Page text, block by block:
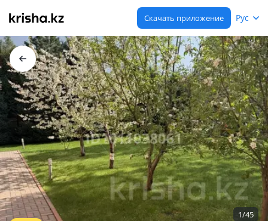
Скачать приложение Рус
1/45